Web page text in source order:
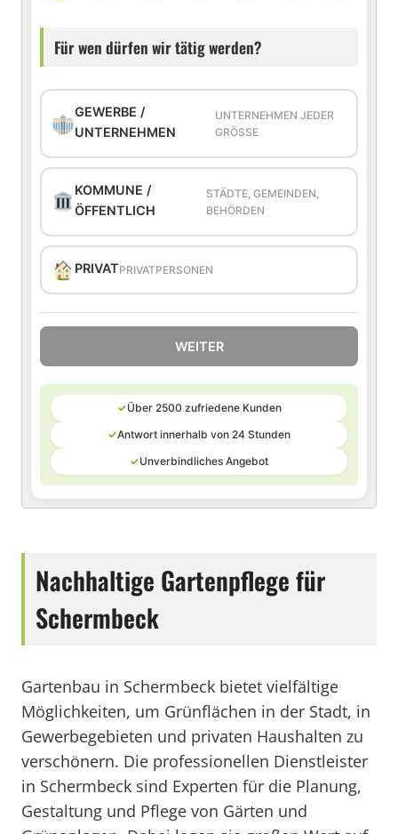
Für wen dürfen wir tätig werden?
GEWERBE /
UNTERNEHMEN
UNTERNEHMEN JEDER
GRÖSSE
KOMMUNE /
ÖFFENTLICH
STÄDTE, GEMEINDEN,
BEHÖRDEN
PRIVATPRIVATPERSONEN
WEITER
✓Über 2500 zufriedene Kunden
✓Antwort innerhalb von 24 Stunden
✓Unverbindliches Angebot
Nachhaltige Gartenpflege für
Schermbeck
Gartenbau in Schermbeck bietet vielfältige
Möglichkeiten, um Grünflächen in der Stadt, in
Gewerbegebieten und privaten Haushalten zu
verschönern. Die professionellen Dienstleister
in Schermbeck sind Experten für die Planung,
Gestaltung und Pflege von Gärten und